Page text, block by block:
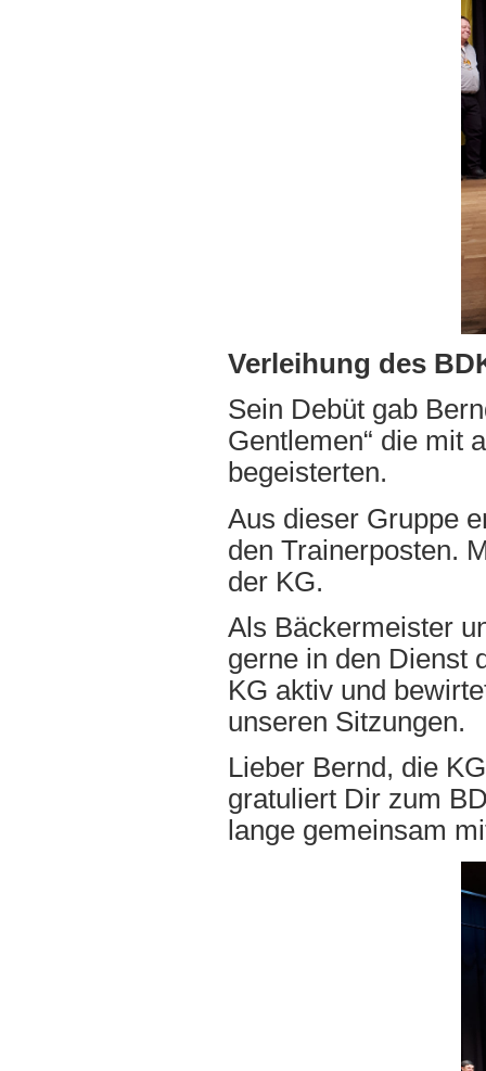
Verleihung des
Sein Debüt gab
Gentlemen“ die mit
begeisterten.
Aus dieser Gruppe
den Trainerposten.
der KG.
Als Bäckermeister
gerne in den Dienst
KG aktiv und
unseren Sitzungen.
Lieber Bernd, die
gratuliert Dir zum
lange gemeinsam